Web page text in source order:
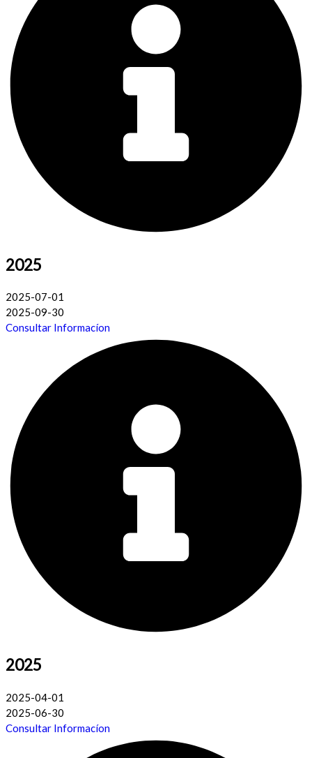
2025
2025-07-01
2025-09-30
Consultar Informacíon
2025
2025-04-01
2025-06-30
Consultar Informacíon